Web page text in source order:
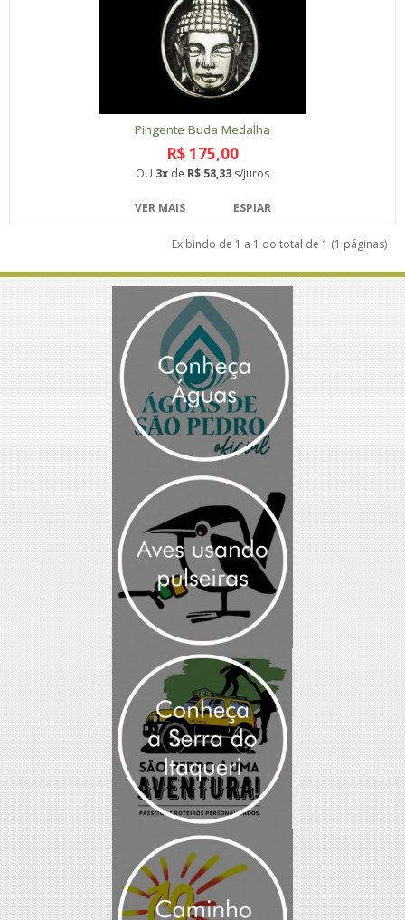
Pingente Buda Medalha
R$ 175,00
OU 3x de R$ 58,33 s/juros
VER MAIS ESPIAR
Exibindo de 1 a 1 do total de 1 (1 páginas)